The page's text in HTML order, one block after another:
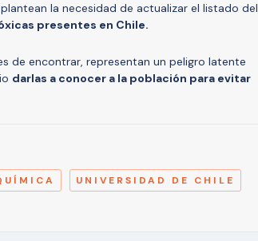
la necesidad de actualizar el listado del
presentes en Chile.
de encontrar, representan un peligro latente
darlas a conocer a la población para evitar
UNIVERSIDAD DE CHILE